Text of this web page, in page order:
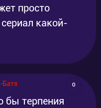
просто
какой-
Батя 0
бы терпения